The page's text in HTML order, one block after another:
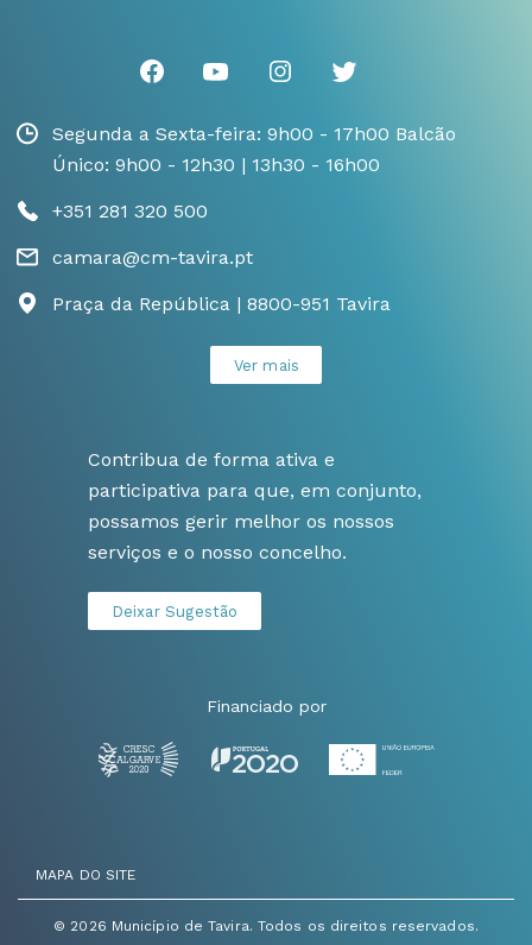
Segunda a Sexta-feira: 9h00 - 17h00 Balcão
Único: 9h00 - 12h30 | 13h30 - 16h00
+351 281 320 500
camara@cm-tavira.pt
Praça da República | 8800-951 Tavira
Ver mais
Contribua de forma ativa e
participativa para que, em conjunto,
possamos gerir melhor os nossos
serviços e o nosso concelho.
Deixar Sugestão
Financiado por
© 2026 Município de Tavira. Todos os direitos reservados.
MAPA DO SITE